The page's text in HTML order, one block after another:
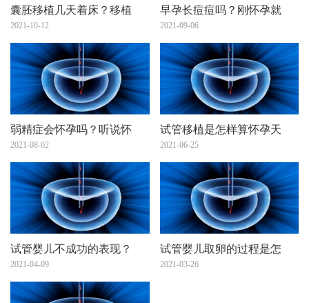
囊胚移植几天着床？移植
2021-10-12
早孕长痘痘吗？刚怀孕就
2021-09-06
弱精症会怀孕吗？听说怀
2021-08-02
试管移植是怎样算怀孕天
2021-06-25
试管婴儿不成功的表现？
2021-04-09
试管婴儿取卵的过程是怎
2021-03-26